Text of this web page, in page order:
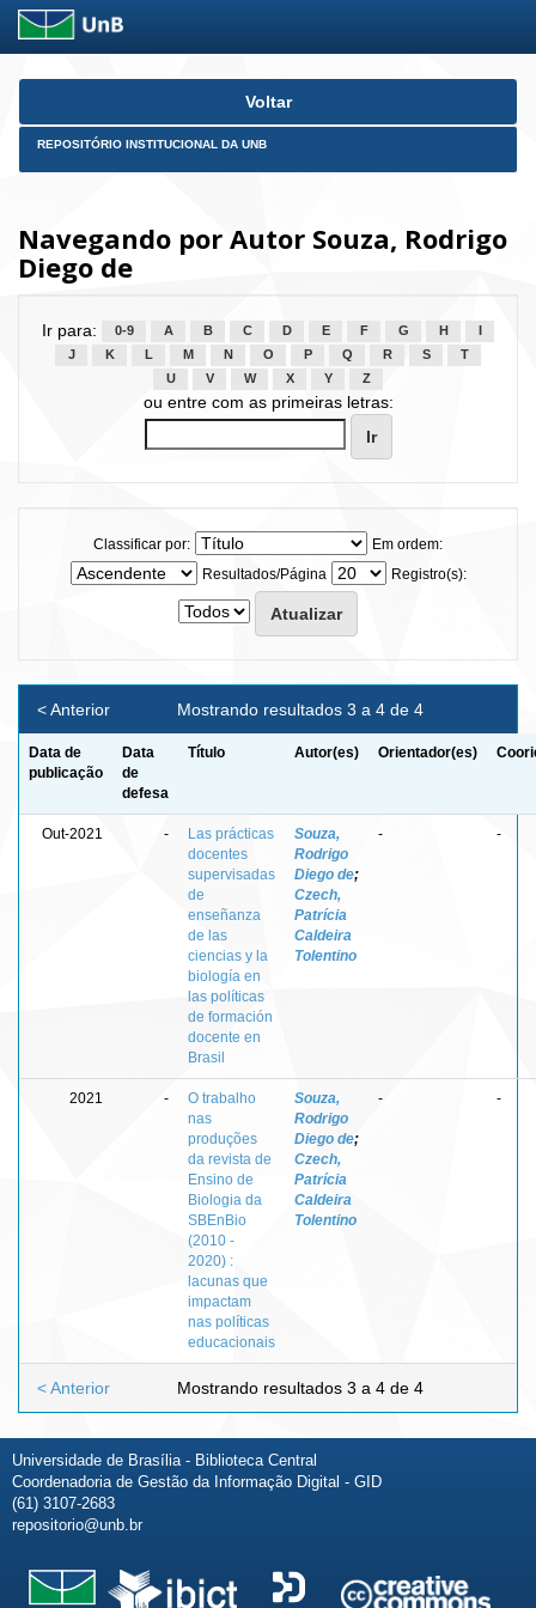
Skip
Voltar
REPOSITÓRIO INSTITUCIONAL DA UNB
Navegando por Autor Souza, Rodrigo
Diego de
Ir para: 0-9 A B C D E F G H
J
K L M N O P Q R S
T
U
V W X Y Z
ou entre com as primeiras letras:
Classificar por:
Em ordem:
Resultados/Página
Registro(s):
Mostrando resultados 3 a 4 de 4
< Anterior
Data de
publicação
Data
de
defesa
Título Autor(es) Orientador(es)
Out-2021 -
Las prácticas
docentes
supervisadas
de
enseñanza
de las
ciencias y la
biología en
las políticas
de formación
docente en
Brasil
Souza,
Rodrigo
Diego de;
Czech,
Patrícia
Caldeira
Tolentino
- -
2021 -
O trabalho
nas
produções
da revista de
Ensino de
Biologia da
SBEnBio
(2010 -
2020) :
lacunas que
impactam
nas políticas
educacionais
Souza,
Rodrigo
Diego de;
Czech,
Patrícia
Caldeira
Tolentino
- -
Mostrando resultados 3 a 4 de 4
< Anterior
Universidade de Brasília - Biblioteca Central
Coordenadoria de Gestão da Informação Digital - GID
(61) 3107-2683
repositorio@unb.br